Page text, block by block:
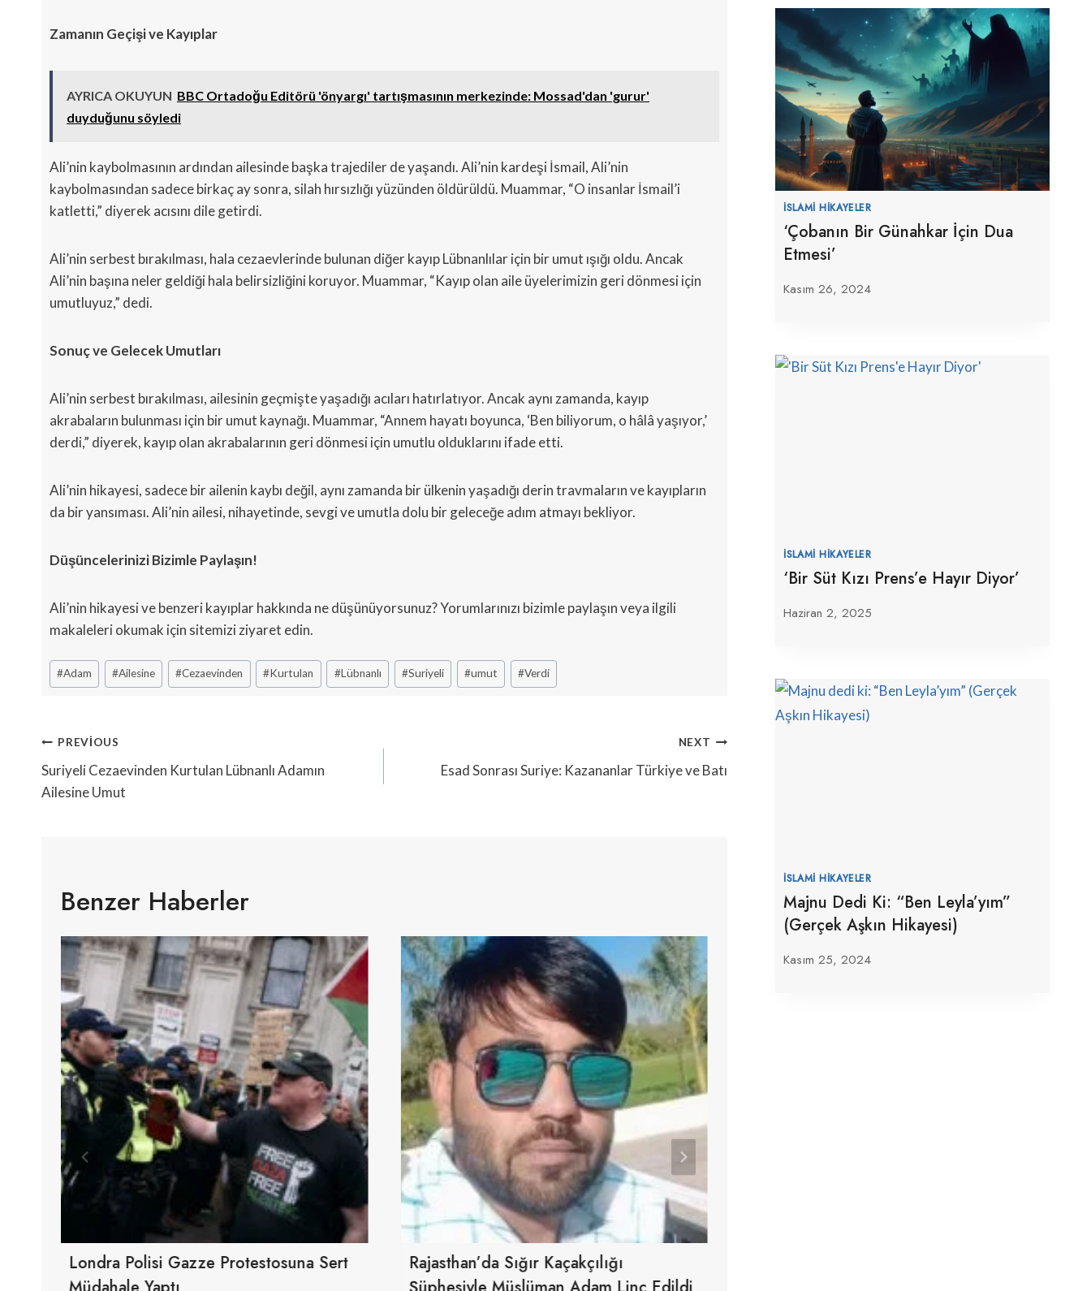
Zamanın Geçişi ve Kayıplar
AYRICA OKUYUN BBC Ortadoğu Editörü 'önyargı' tartışmasının merkezinde: Mossad'dan 'gurur'
duyduğunu söyledi
Ali’nin kaybolmasının ardından ailesinde başka trajediler de yaşandı. Ali’nin kardeşi İsmail, Ali’nin
kaybolmasından sadece birkaç ay sonra, silah hırsızlığı yüzünden öldürüldü. Muammar, “O insanlar İsmail’i
katletti,” diyerek acısını dile getirdi.
Ali’nin serbest bırakılması, hala cezaevlerinde bulunan diğer kayıp Lübnanlılar için bir umut ışığı oldu. Ancak
Ali’nin başına neler geldiği hala belirsizliğini koruyor. Muammar, “Kayıp olan aile üyelerimizin geri dönmesi için
umutluyuz,” dedi.
Sonuç ve Gelecek Umutları
Ali’nin serbest bırakılması, ailesinin geçmişte yaşadığı acıları hatırlatıyor. Ancak aynı zamanda, kayıp
akrabaların bulunması için bir umut kaynağı. Muammar, “Annem hayatı boyunca, ‘Ben biliyorum, o hâlâ yaşıyor,’
derdi,” diyerek, kayıp olan akrabalarının geri dönmesi için umutlu olduklarını ifade etti.
Ali’nin hikayesi, sadece bir ailenin kaybı değil, aynı zamanda bir ülkenin yaşadığı derin travmaların ve kayıpların
da bir yansıması. Ali’nin ailesi, nihayetinde, sevgi ve umutla dolu bir geleceğe adım atmayı bekliyor.
Düşüncelerinizi Bizimle Paylaşın!
Ali’nin hikayesi ve benzeri kayıplar hakkında ne düşünüyorsunuz? Yorumlarınızı bizimle paylaşın veya ilgili
makaleleri okumak için sitemizi ziyaret edin.
Post
Tags:
#Adam #Ailesine #Cezaevinden #Kurtulan #Lübnanlı #Suriyeli #umut #Verdi
Yazı
Gezinmesi
PREVIOUS
Suriyeli Cezaevinden Kurtulan Lübnanlı Adamın
Ailesine Umut
NEXT
Esad Sonrası Suriye: Kazananlar Türkiye ve Batı
Benzer Haberler
Londra Polisi Gazze Protestosuna Sert
Rajasthan’da Sığır Kaçakçılığı
İSLAMI HIKAYELER
‘Çobanın Bir Günahkar İçin Dua
Etmesi’
Kasım 26, 2024
İSLAMI HIKAYELER
‘Bir Süt Kızı Prens’e Hayır Diyor’
Haziran 2, 2025
İSLAMI HIKAYELER
Majnu Dedi Ki: “Ben Leyla’yım”
(Gerçek Aşkın Hikayesi)
Kasım 25, 2024